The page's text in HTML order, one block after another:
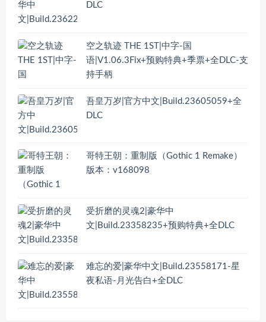
DLC
空之轨迹 THE 1ST|中字-国
语|V1.06.3Fix+预购特典+季票+全DLC-支
持手柄
吾皇万岁|官方中文|Build.23605059+全
DLC
哥特王朝：重制版（Gothic 1 Remake）
版本：v168098
受折磨的灵魂2|豪华中
文|Build.23358235+预购特典+全DLC
难忘的爱|豪华中文|Build.23558171-星
夜私语-月光告白+全DLC